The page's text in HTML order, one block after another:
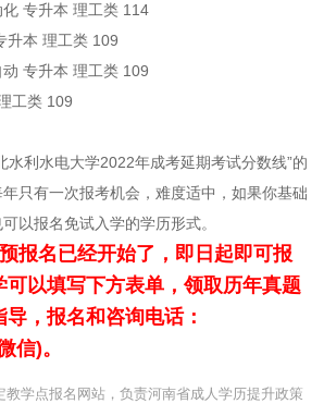
专升本 理工类 114
本 理工类 109
专升本 理工类 109
工类 109
利水电大学2022年成考延期考试分数线”的
只有一次报考机会，难度适中，如果你基础
以报名免试入学的学历形式。
报名已经开始了，即日起即可报
可以填写下方表单，领取历年真题
，报名和咨询电话：
信)。
教学点报名网站，负责河南省成人学历提升政策